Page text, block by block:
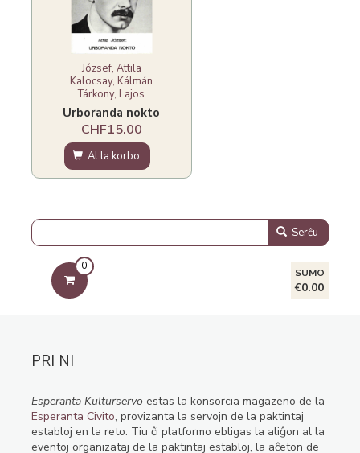
József, Attila
Kalocsay, Kálmán
Tárkony, Lajos
Urboranda nokto
CHF15.00
Al la korbo
Serĉu
0
SUMO
€0.00
PRI NI
Esperanta Kulturservo estas la konsorcia magazeno de la
Esperanta Civito, provizanta la servojn de la paktintaj
establoj en la reto. Tiu ĉi platformo ebligas la aliĝon al la
eventoj organizataj de la paktintaj establoj, la aĉeton de